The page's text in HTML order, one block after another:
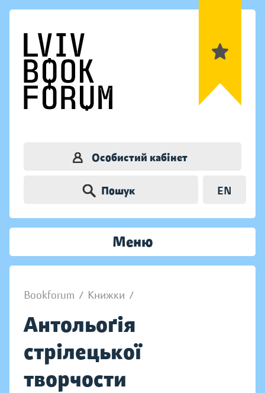
Особистий кабінет
Пошук EN
Меню
Bookforum / Книжки /
Антольоґія
стрілецької
творчости